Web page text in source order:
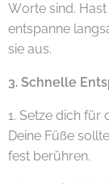
Worte sind.
entspanne
sie aus.
3. Schnelle
1. Setze dich für
Deine Füße
fest berühren.